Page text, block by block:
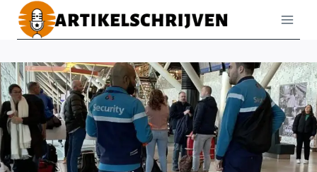
Doorgaan
naar